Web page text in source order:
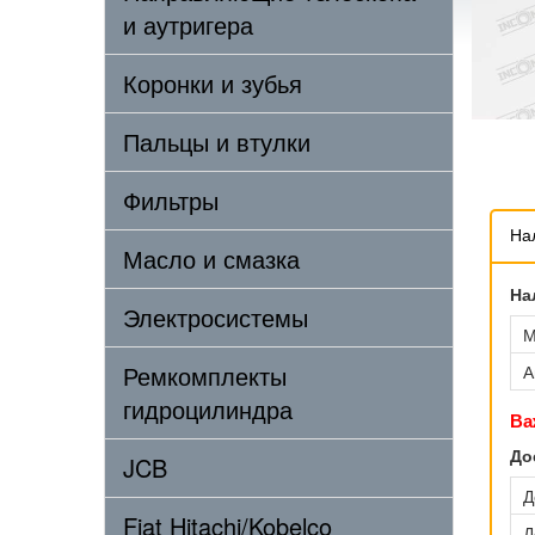
и аутригера
Коронки и зубья
Пальцы и втулки
Фильтры
Масло и смазка
Электросистемы
Ремкомплекты
гидроцилиндра
JCB
Fiat Hitachi/Kobelco